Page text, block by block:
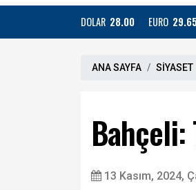
DOLAR 28.00 EURO
ANA SAYFA SİYASET
13 Kasım, 2024,